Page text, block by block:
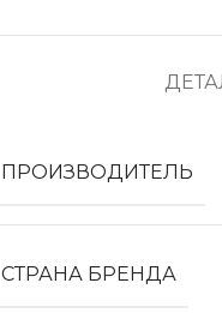
ПРОИЗВОДИТЕЛЬ
СТРАНА БРЕНДА